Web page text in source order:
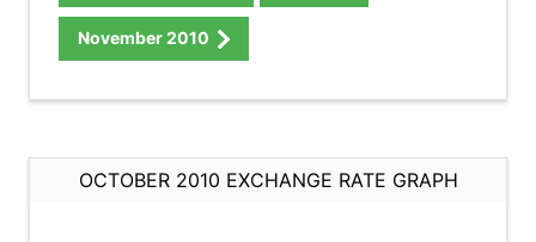
November2010
OCTOBER 2010 EXCHANGE RATE GRAPH